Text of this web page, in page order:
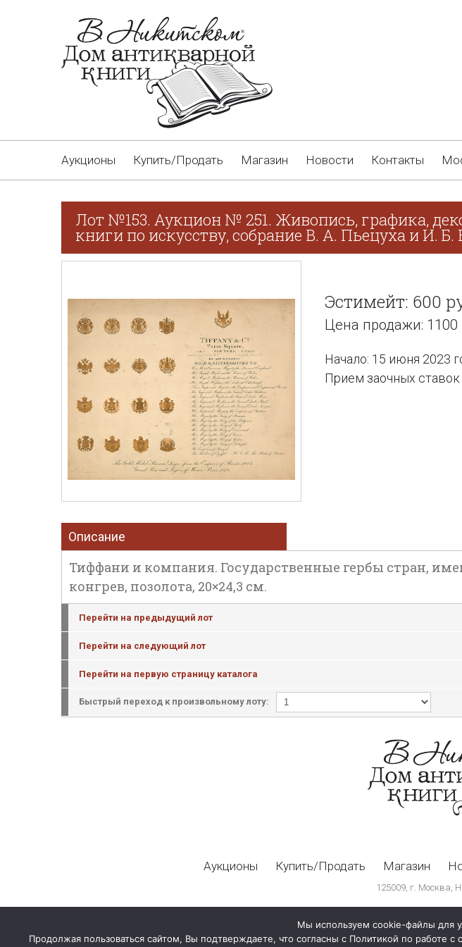
Аукционы Купить/Продать Магазин Новости Контакты
Лот №153. Аукцион № 251. Живопись, графика,
книги по искусству, собрание В. А. Пьецуха и И.
Эстимейт: 600
Цена продажи: 1100
Начало: 15 июня 2023
Прием заочных
Описание
Тиффани и компания. Государственные гербы стран,
конгрев, позолота, 20×24,3 см.
Перейти на предыдущий лот
Перейти на следующий лот
Перейти на первую страницу каталога
Быстрый переход к произвольному лоту:
Аукционы Купить/Продать Магазин
125009, г. Москва,
Мы используем cookie-файлы для
Продолжая пользоваться сайтом, Вы подтверждаете, что согласны с Политикой по